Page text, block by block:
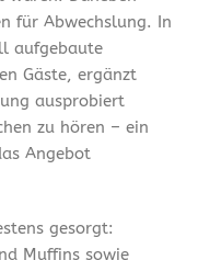
für Abwechslung. In
aufgebaute
Gäste, ergänzt
ausprobiert
zu hören – ein
Angebot
gesorgt:
Muffins sowie